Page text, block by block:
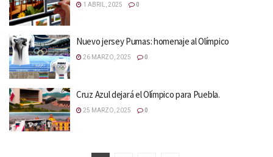
1 ABRIL, 2025 0
Nuevo jersey Pumas: homenaje al Olímpico
26 MARZO, 2025 0
Cruz Azul dejará el Olímpico para Puebla.
25 MARZO, 2025 0